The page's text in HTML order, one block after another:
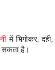
में भिगोकर,
सकता है।